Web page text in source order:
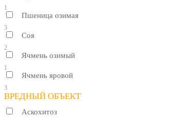
1
Пшеница озимая
3
Соя
2
Ячмень озимый
1
Ячмень яровой
3
ВРЕДНЫЙ ОБЪЕКТ
Аскохитоз